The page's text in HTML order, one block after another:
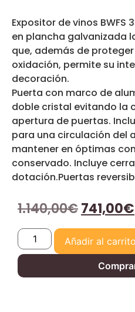
Expositor de vinos BWFS
en plancha galvanizada
que, además de
oxidación, permite su
decoración.
Puerta con marco de
doble cristal evitando la
apertura de puertas.
para una circulación del
mantener en óptimas
conservado. Incluye
dotación.Puertas
1.140,00€741,00€
Añadir al carrito